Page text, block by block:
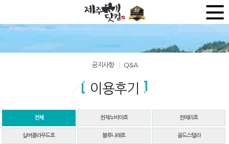
공지사항 Q&A
이용후기
전체 퀸제누비아호 퀸메리호
실버클라우드호 블루나래호 골드스텔라